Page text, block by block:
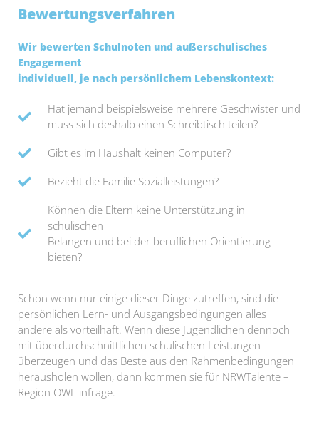
Bewertungsverfahren
Wir bewerten Schulnoten und außerschulisches
Engagement
individuell, je nach persönlichem Lebenskontext:
Hat jemand beispielsweise mehrere Geschwister und
muss sich deshalb einen Schreibtisch teilen?
Gibt es im Haushalt keinen Computer?
Bezieht die Familie Sozialleistungen?
Können die Eltern keine Unterstützung in
schulischen
Belangen und bei der beruflichen Orientierung
bieten?
Schon wenn nur einige dieser Dinge zutreffen, sind die
persönlichen Lern- und Ausgangsbedingungen alles
andere als vorteilhaft. Wenn diese Jugendlichen dennoch
mit überdurchschnittlichen schulischen Leistungen
überzeugen und das Beste aus den Rahmenbedingungen
herausholen wollen, dann kommen sie für NRWTalente –
Region OWL infrage.